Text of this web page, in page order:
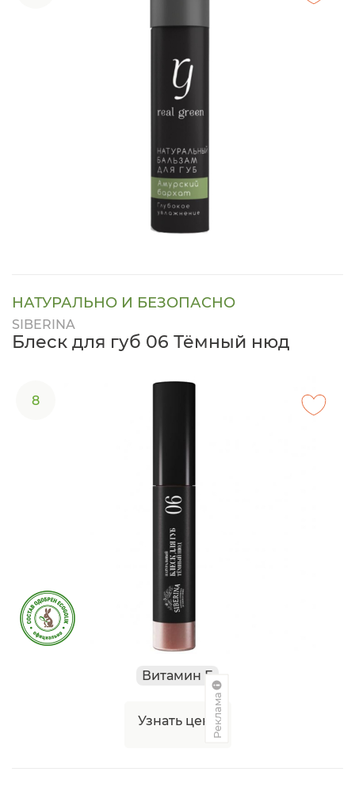
НАТУРАЛЬНО И БЕЗОПАСНО
SIBERINA
Блеск для губ 06 Тёмный нюд
8
Витамин Е
Узнать ценуРеклама